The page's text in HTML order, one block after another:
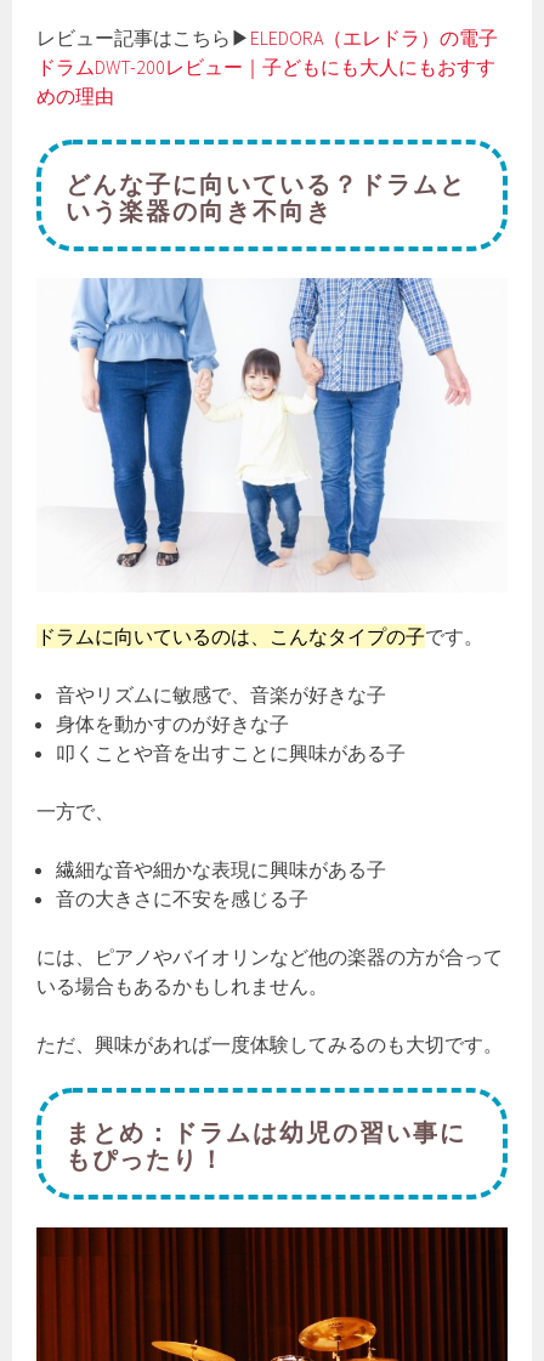
レビュー記事はこちら▶ ELEDORA（エレドラ）の電子
ドラムDWT-200レビュー｜子どもにも大人にもおすす
めの理由
どんな子に向いている？ドラムと
いう楽器の向き不向き
ドラムに向いているのは、こんなタイプの子です。
音やリズムに敏感で、音楽が好きな子
身体を動かすのが好きな子
叩くことや音を出すことに興味がある子
一方で、
繊細な音や細かな表現に興味がある子
音の大きさに不安を感じる子
には、ピアノやバイオリンなど他の楽器の方が合って
いる場合もあるかもしれません。
ただ、興味があれば一度体験してみるのも大切です。
まとめ：ドラムは幼児の習い事に
もぴったり！